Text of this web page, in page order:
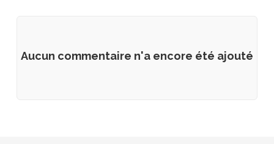
Aucun commentaire n'a encore été ajouté